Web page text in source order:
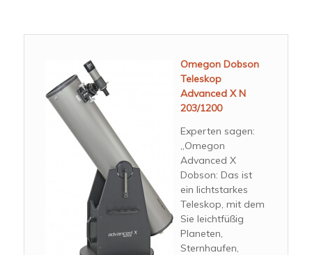
Omegon Dobson
Teleskop
Advanced X N
203/1200
Experten sagen:
„Omegon
Advanced X
Dobson: Das ist
ein lichtstarkes
Teleskop, mit dem
Sie leichtfüßig
Planeten,
Sternhaufen,